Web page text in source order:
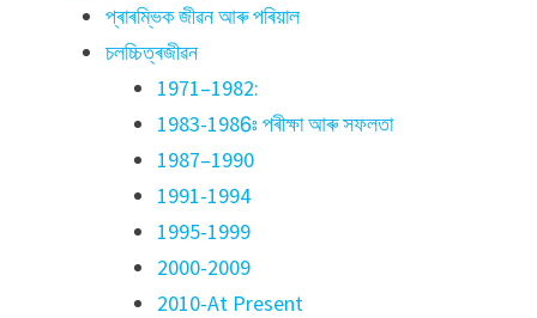
প্ৰাৰম্ভিক জীৱন আৰু পৰিয়াল
চলচ্চিত্ৰজীৱন
1971–1982:
1983-1986ঃ পৰীক্ষা আৰু সফলতা
1987–1990
1991-1994
1995-1999
2000-2009
2010-At Present